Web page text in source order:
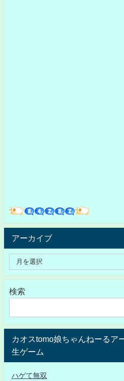
アーカイブ
検索
カオスtomo娘ちゃんねーるア
生ゲーム
ハゲて無双